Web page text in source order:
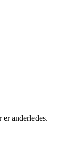
anderledes.